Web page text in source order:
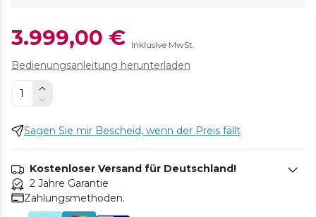
3.999,00 € Inklusive MwSt.
Bedienungsanleitung herunterladen
Sagen Sie mir Bescheid, wenn der Preis fällt
Kostenloser Versand für Deutschland!
2 Jahre Garantie
Zahlungsmethoden.